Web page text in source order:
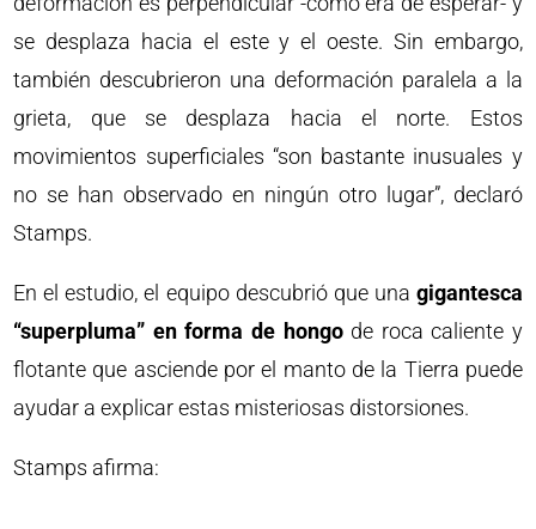
se desplaza hacia el este y el oeste. Sin embargo,
también descubrieron una deformación paralela a la
grieta, que se desplaza hacia el norte. Estos
movimientos superficiales “son bastante inusuales y
no se han observado en ningún otro lugar”, declaró
Stamps.
En el estudio, el equipo descubrió que una gigantesca
“superpluma” en forma de hongode roca caliente y
flotante que asciende por el manto de la Tierra puede
ayudar a explicar estas misteriosas distorsiones.
Stamps afirma: